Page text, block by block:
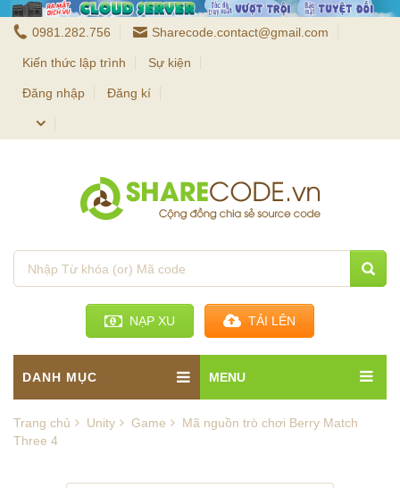
0981.282.756 Sharecode.contact@gmail.com
Kiến thức lập trình Sự kiện
Đăng nhập Đăng kí
NẠP XU TẢI LÊN
DANH MỤC MENU
Trang chủ Unity Game
Mã nguồn trò chơi Berry Match
Three 4